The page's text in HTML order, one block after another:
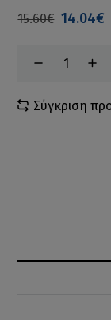
15.60€ 14.04€
Σύγκριση